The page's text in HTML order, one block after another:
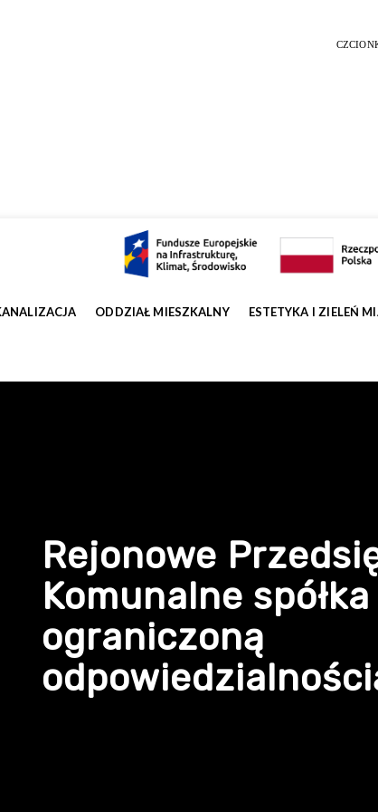
ODDZIAŁ MIESZKALNY ESTETYKA I ZIELEŃ
Rejonowe
Komunalne
ograniczoną